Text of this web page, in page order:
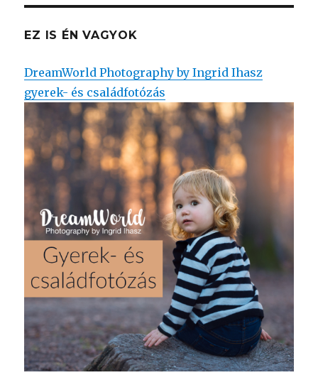
EZ IS ÉN VAGYOK
DreamWorld Photography by Ingrid Ihasz
gyerek- és családfotózás